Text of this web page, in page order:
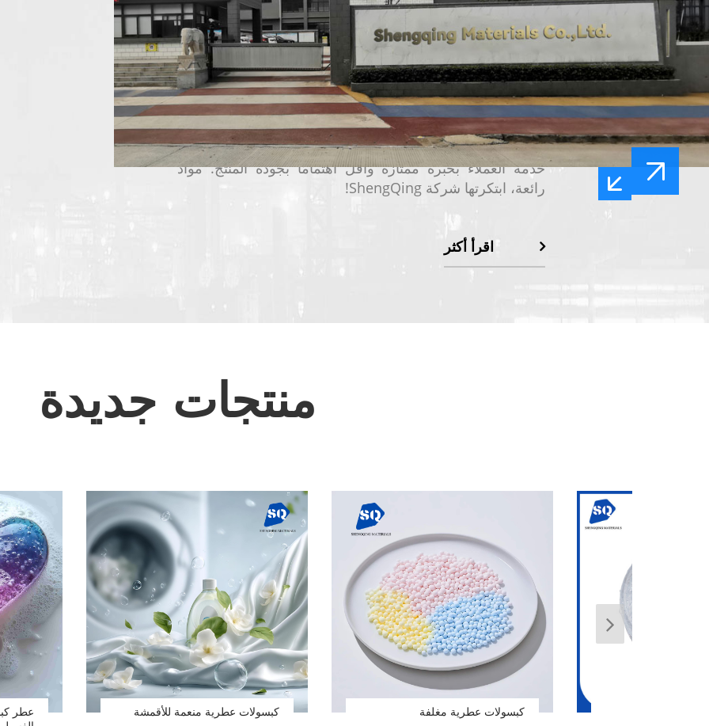
تتضمن سلسلة الفاعل بالسطح
سيليكونالسوائل, مستحلبات السيليكونوالمكثفات
والمواد الخافضة للتوتر السطحي.تم تصميم المنتجات لتقليل
التكلفة الإجمالية للصيغة وتحسين أداء المنتجات النهائية.
الكفاءة الأساسية لشركة Shengqing Materials هي الابتكار
المستمر للسيليكون والبوليمرات المشتركة. نحن نهدف إلى
خدمة العملاء بخبرة ممتازة وأقل اهتمامًا بجودة المنتج. مواد
رائعة، ابتكرتها شركة ShengQing!
اقرأ أكثر
منتجات جديدة
كبسولات عطرية مغلفة كبسولات عطرية منعمة للأقمشة
عطر